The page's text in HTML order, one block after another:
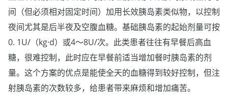
间（但必须相对固定时间）加用长效胰岛素类似物，以控制
夜间尤其是后半夜及空腹血糖。基础胰岛素的起始剂量可按
0. 1U/（kg·d）或4～8U/次。此类患者往往有早餐后高血
糖，很难控制，此时应在早餐前适当增加餐时胰岛素的剂
量。这个方案的优点是能使全天的血糖得到较好控制，但注
射胰岛素的次数较多，给患者带来麻烦和增加痛苦。